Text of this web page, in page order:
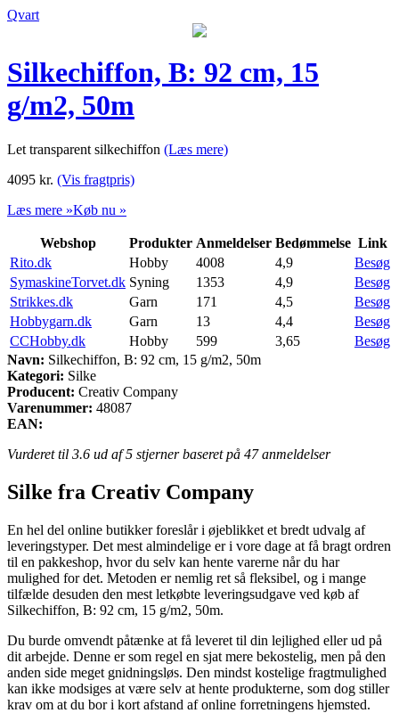
Qvart
Silkechiffon, B: 92 cm, 15
g/m2, 50m
Let transparent silkechiffon (Læs mere)
4095 kr. (Vis fragtpris)
Læs mere »Køb nu »
Webshop Produkter Anmeldelser Bedømmelse Link
Rito.dk
Hobby 4008 4,9
Besøg
SymaskineTorvet.dk Syning 1353 4,9
Besøg
Strikkes.dk
Garn 171 4,5
Besøg
Hobbygarn.dk
Garn 13 4,4
Besøg
CCHobby.dk
Hobby 599 3,65
Besøg
Navn: Silkechiffon, B: 92 cm, 15 g/m2, 50m
Kategori: Silke
Producent: Creativ Company
Varenummer: 48087
EAN:
Vurderet til 3.6 ud af 5 stjerner baseret på 47anmeldelser
Silke fra Creativ Company
En hel del online butikker foreslår i øjeblikket et bredt udvalg af
leveringstyper. Det mest almindelige er i vore dage at få bragt ordren
til en pakkeshop, hvor du selv kan hente varerne når du har
mulighed for det. Metoden er nemlig ret så fleksibel, og i mange
tilfælde desuden den mest letkøbte leveringsudgave ved køb af
Silkechiffon, B: 92 cm, 15 g/m2, 50m.
Du burde omvendt påtænke at få leveret til din lejlighed eller ud på
dit arbejde. Denne er som regel en sjat mere bekostelig, men på den
anden side meget gnidningsløs. Den mindst kostelige fragtmulighed
kan ikke modsiges at være selv at hente produkterne, som dog stiller
krav om at du bor i kort afstand af online forretningens hjemsted.